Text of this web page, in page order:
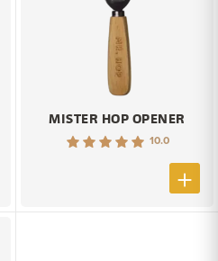
MISTER HOP OPENER
10.0